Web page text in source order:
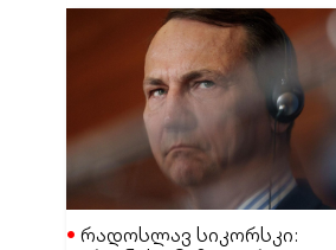
რადოსლავ სიკორსკი: